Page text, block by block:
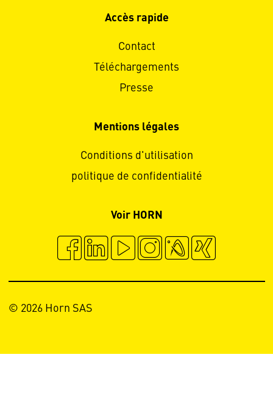
Accès rapide
Contact
Téléchargements
Presse
Mentions légales
Conditions d'utilisation
politique de confidentialité
Voir HORN
© 2026 Horn SAS